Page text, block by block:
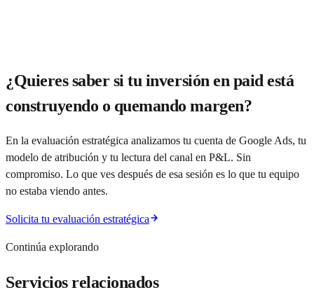
¿Quieres saber si tu inversión en paid está
construyendo o quemando margen?
En la evaluación estratégica analizamos tu cuenta de Google Ads, tu
modelo de atribución y tu lectura del canal en P&L. Sin
compromiso. Lo que ves después de esa sesión es lo que tu equipo
no estaba viendo antes.
Solicita tu evaluación estratégica
Continúa explorando
Servicios relacionados